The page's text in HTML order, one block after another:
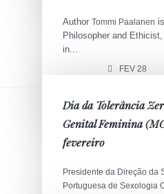
Author Tommi Paalanen
Philosopher and
in...
FEV 28
Dia da Tolerância
Genital Feminina
fevereiro
Presidente da Direção da
Portuguesa de Sexologia